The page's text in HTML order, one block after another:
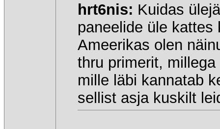
hrt6nis: Kuidas
paneelide üle
Ameerikas olen
thru primerit,
mille läbi kannatab
sellist asja kuskilt